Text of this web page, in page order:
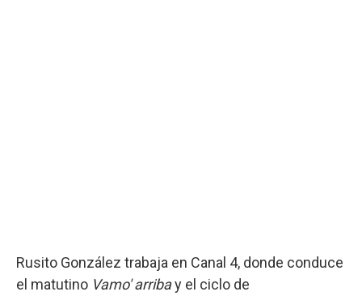
Rusito González trabaja en Canal 4, donde conduce
el matutino Vamo' arribay el ciclo de